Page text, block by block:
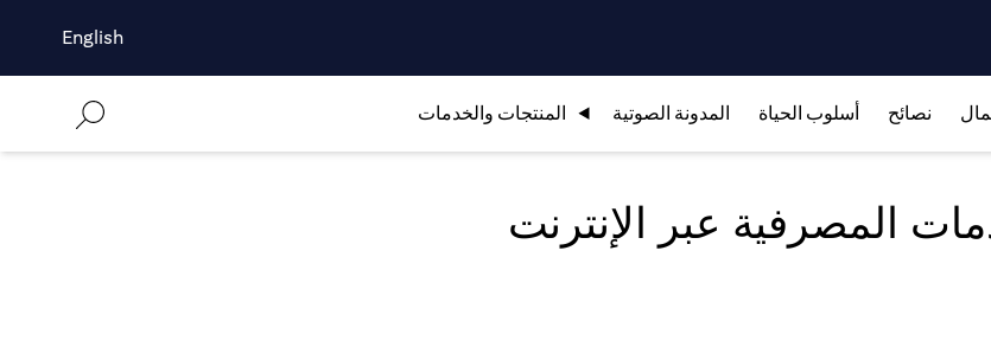
English
نصائح أسلوب الحياة المدونة الصوتية المنتجات والخدمات
المصرفية عبر الإنترنت